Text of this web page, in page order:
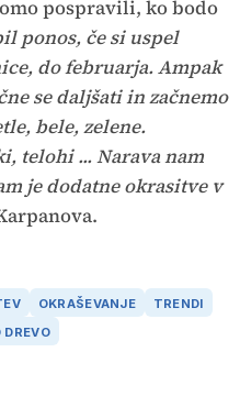
pospravili, ko bodo
ponos, če si uspel
do februarja. Ampak
se daljšati in začnemo
bele, zelene.
telohi ... Narava nam
je dodatne okrasitve v
OKRAŠEVANJE
TRENDI
DREVO